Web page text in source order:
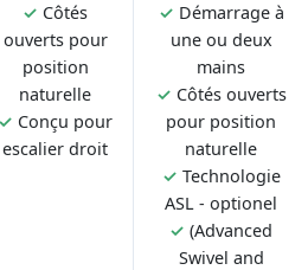
✓ Côtés
ouverts pour
position
naturelle
✓ Conçu pour
escalier droit
✓ Démarrage à
une ou deux
mains
✓ Côtés ouverts
pour position
naturelle
✓ Technologie
ASL - optionel
✓ (Advanced
Swivel and